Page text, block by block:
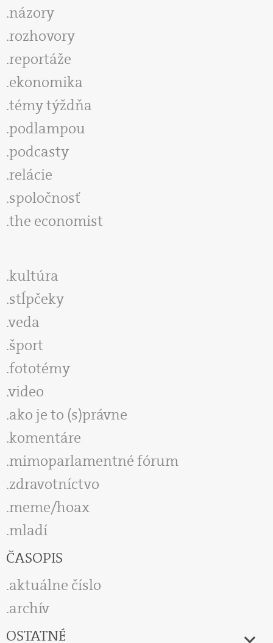
názory
rozhovory
reportáže
ekonomika
témy týždňa
podlampou
podcasty
relácie
spoločnosť
the economist
kultúra
stĺpčeky
veda
šport
fototémy
video
ako je to (s)právne
komentáre
mimoparlamentné fórum
zdravotníctvo
meme/hoax
mladí
ČASOPIS
aktuálne číslo
archív
OSTATNÉ